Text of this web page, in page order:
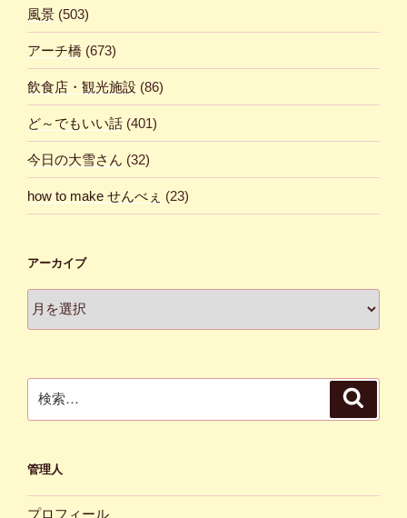
風景 (503)
アーチ橋 (673)
飲食店・観光施設 (86)
ど～でもいい話 (401)
今日の大雪さん (32)
how to make せんべぇ (23)
アーカイブ
ア
索:
管理人
プロフィール